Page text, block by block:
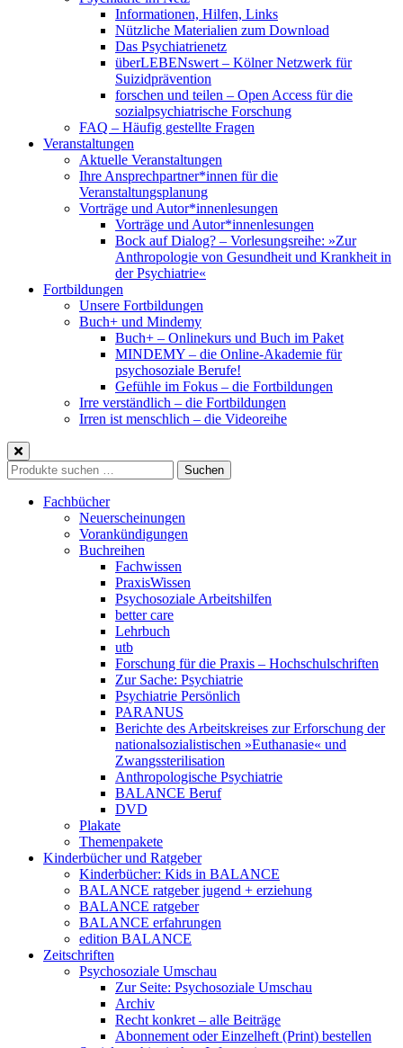
Informationen, Hilfen, Links
Nützliche Materialien zum Download
Das Psychiatrienetz
überLEBENswert – Kölner Netzwerk für
Suizidprävention
forschen und teilen – Open Access für die
sozialpsychiatrische Forschung
FAQ – Häufig gestellte Fragen
Veranstaltungen
Aktuelle Veranstaltungen
Ihre Ansprechpartner*innen für die
Veranstaltungsplanung
Vorträge und Autor*innenlesungen
Vorträge und Autor*innenlesungen
Bock auf Dialog? – Vorlesungsreihe: »Zur
Anthropologie von Gesundheit und Krankheit in
der Psychiatrie«
Fortbildungen
Unsere Fortbildungen
Buch+ und Mindemy
Buch+ – Onlinekurs und Buch im Paket
MINDEMY – die Online-Akademie für
psychosoziale Berufe!
Gefühle im Fokus – die Fortbildungen
Irre verständlich – die Fortbildungen
Irren ist menschlich – die Videoreihe
Suche
nach:
Suchen
Fachbücher
Neuerscheinungen
Vorankündigungen
Buchreihen
Fachwissen
PraxisWissen
Psychosoziale Arbeitshilfen
better care
Lehrbuch
utb
Forschung für die Praxis – Hochschulschriften
Zur Sache: Psychiatrie
Psychiatrie Persönlich
PARANUS
Berichte des Arbeitskreises zur Erforschung der
nationalsozialistischen »Euthanasie« und
Zwangssterilisation
Anthropologische Psychiatrie
BALANCE Beruf
DVD
Plakate
Themenpakete
Kinderbücher und Ratgeber
Kinderbücher: Kids in BALANCE
BALANCE ratgeber jugend + erziehung
BALANCE ratgeber
BALANCE erfahrungen
edition BALANCE
Zeitschriften
Psychosoziale Umschau
Zur Seite: Psychosoziale Umschau
Archiv
Recht konkret – alle Beiträge
Abonnement oder Einzelheft (Print) bestellen